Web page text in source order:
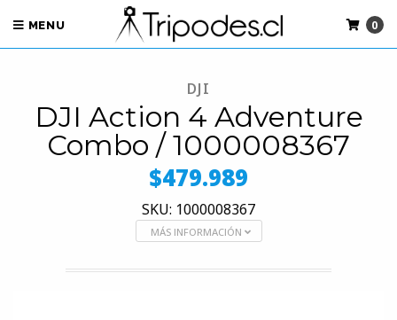
MENU 0
DJI
DJI Action 4 Adventure
Combo / 1000008367
$479.989
SKU: 1000008367
MÁS INFORMACIÓN